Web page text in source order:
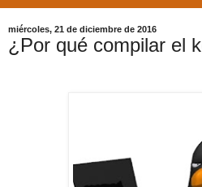
miércoles, 21 de diciembre de 2016
¿Por qué compilar el